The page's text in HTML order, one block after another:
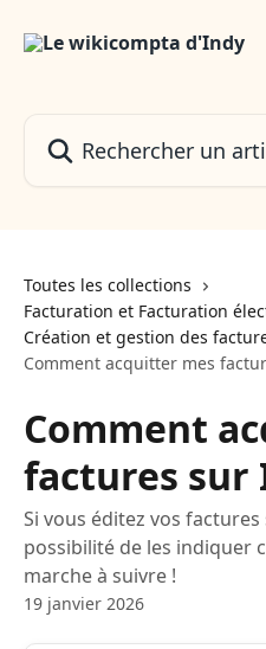
Toutes les collections
Facturation et Facturation
Création et gestion des
Comment acquitter mes
Comment
factures sur
Si vous éditez vos
possibilité de les indiquer
marche à suivre !
19 janvier 2026